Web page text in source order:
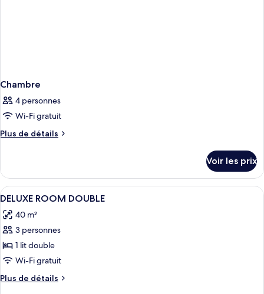
Chambre
4 personnes
Wi-Fi gratuit
Plus de détails
Plus
le
type
de
Chambre
Voir les prix
Afficher
toutes
les
photos
pour
ce
type
de
Coffres-forts dans les chambres,
6
DELUXE ROOM DOUBLE
40 m²
3 personnes
1 lit double
Wi-Fi gratuit
Plus de détails
Plus